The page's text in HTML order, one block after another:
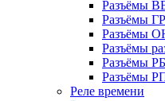
Разъёмы
Разъёмы
Разъёмы
Разъёмы
Разъёмы
Разъёмы
Реле времени